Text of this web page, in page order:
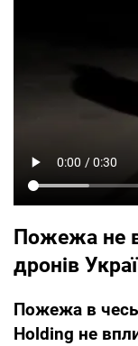
Пожежа не
дронів
Пожежа в
Holding не